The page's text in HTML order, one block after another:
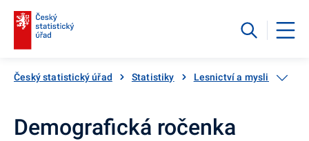
Český statistický úřad Statistiky Lesnictví a myslivost
Demografická ročenka